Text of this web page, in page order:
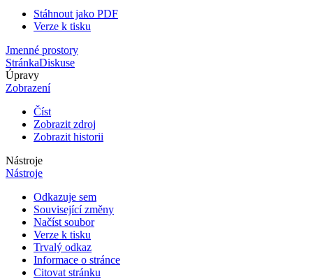
Stáhnout jako PDF
Verze k tisku
Jmenné prostory
StránkaDiskuse
Úpravy
Zobrazení
Číst
Zobrazit zdroj
Zobrazit historii
Nástroje
Nástroje
Odkazuje sem
Související změny
Načíst soubor
Verze k tisku
Trvalý odkaz
Informace o stránce
Citovat stránku